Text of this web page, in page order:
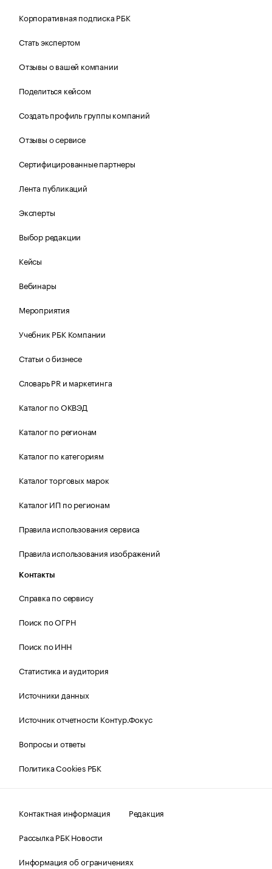
Корпоративная подписка РБК
Стать экспертом
Отзывы о вашей компании
Поделиться кейсом
Создать профиль группы компаний
Отзывы о сервисе
Сертифицированные партнеры
Лента публикаций
Эксперты
Выбор редакции
Кейсы
Вебинары
Мероприятия
Учебник РБК Компании
Статьи о бизнесе
Словарь PR и маркетинга
Каталог по ОКВЭД
Каталог по регионам
Каталог по категориям
Каталог торговых марок
Каталог ИП по регионам
Правила использования сервиса
Правила использования изображений
Контакты
Справка по сервису
Поиск по ОГРН
Поиск по ИНН
Статистика и аудитория
Источники данных
Источник отчетности Контур.Фокус
Вопросы и ответы
Политика Cookies РБК
Контактная информация
Редакция
Рассылка РБК Новости
Информация об ограничениях